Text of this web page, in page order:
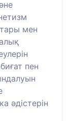
мен
пен
әдістерін